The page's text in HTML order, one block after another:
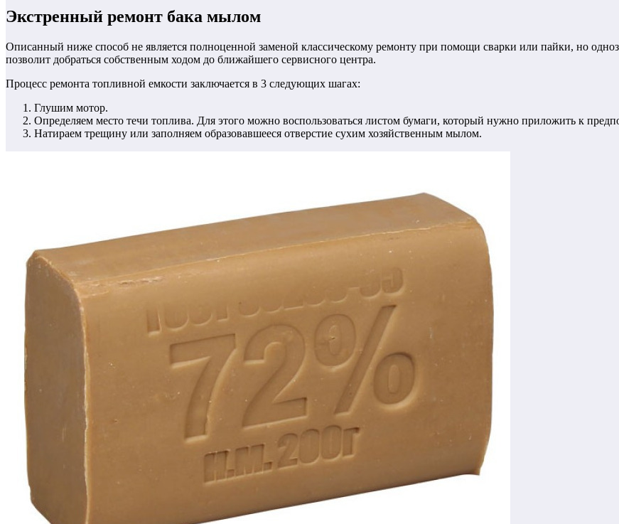
Экстренный ремонт бака мылом
Описанный ниже способ не является полноценной заменой классическому ремонту при помощи сварки или пайки, но
позволит добраться собственным ходом до ближайшего сервисного центра.
Процесс ремонта топливной емкости заключается в 3 следующих шагах:
Глушим мотор.
Определяем место течи топлива. Для этого можно воспользоваться листом бумаги, который нужно приложить к
Натираем трещину или заполняем образовавшееся отверстие сухим хозяйственным мылом.